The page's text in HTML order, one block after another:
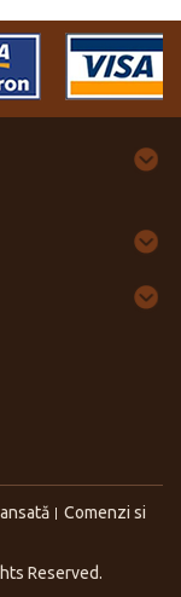
Comenzi si
Reserved.